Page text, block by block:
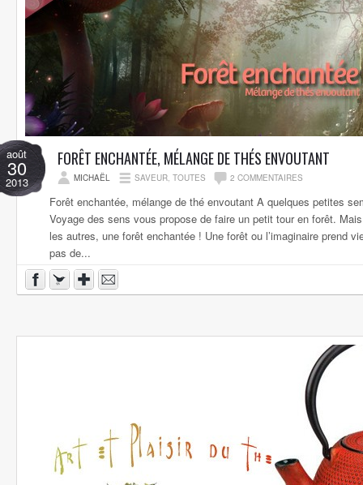
août
30
2013
FORÊT ENCHANTÉE, MÉLANGE DE THÉS ENVOUTANT
MICHAËL SAVEUR, TOUTES 2 COMMENTAIRES
Forêt enchantée, mélange de thé envoutant A quelques petites
Voyage des sens vous propose de faire un petit tour en forêt.
les autres, une forêt enchantée ! Une forêt ou l’imaginaire prend
pas de...